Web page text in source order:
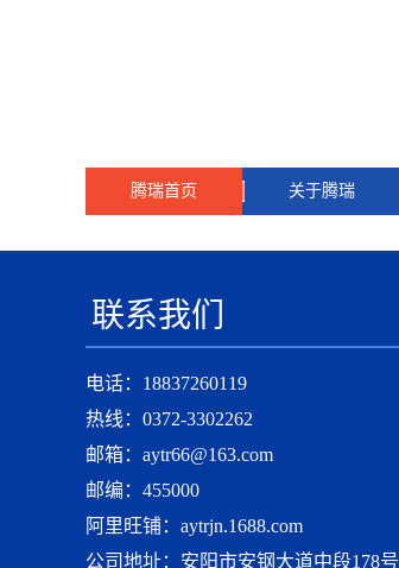
腾瑞首页 关于腾瑞
联系我们
电话：18837260119
热线：0372-3302262
邮箱：aytr66@163.com
邮编：455000
阿里旺铺：aytrjn.1688.com
公司地址：安阳市安钢大道中段178号